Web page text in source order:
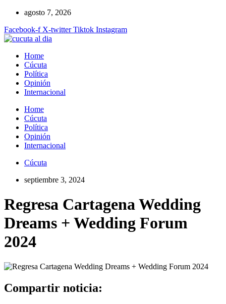
contenido
agosto 7, 2026
Facebook-f X-twitter Tiktok Instagram
Home
Cúcuta
Política
Opinión
Internacional
Home
Cúcuta
Política
Opinión
Internacional
Cúcuta
septiembre 3, 2024
Regresa Cartagena Wedding
Dreams + Wedding Forum
2024
Compartir noticia: